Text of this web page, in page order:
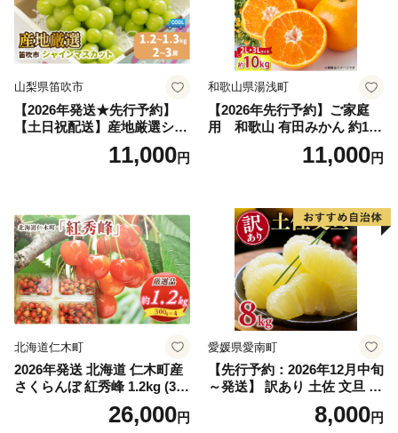
山梨県笛吹市
【2026年発送★先行予約】
【土日祝配送】産地厳選シャ
インマスカット1.2kg～1.3kg
（2房～3房）※沖縄・離島配
笛吹市 山梨県 フルーツ 果物
ぶどう 葡萄 大粒 シャインマ
スカット おすすめ シャイン
マスカット 贈答 ギフト 産地
笛吹市 シャインマスカット
笛吹 葡萄 国産 ぶどう 人気
国産 1.2kg 先行｜
11,000円
和歌山県湯浅町
【2026年先行予約】ご家庭
用 和歌山 有田みかん 約10k
g (2L、3Lサイズ)【湯浅町】
11,000円
北海道仁木町
2026年発送 北海道 仁木町産
さくらんぼ 紅秀峰 1.2kg (300
g×4パック) Lサイズ以上 旬
桜桃 産地直送 サクランボ チ
26,000円
愛媛県愛南町
【先行予約：2026年12月中旬
～発送】 訳あり 土佐 文旦 8k
g (Mサイズ以上サイズミック
ス) 8000円 わけあり ぶんた
8,000円